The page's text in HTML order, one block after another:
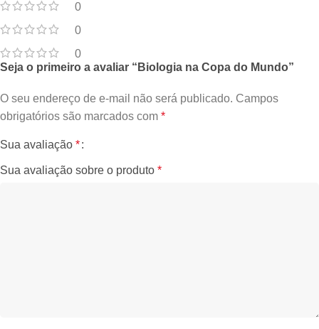
0
0
0
Seja o primeiro a avaliar “Biologia na Copa do Mundo”
O seu endereço de e-mail não será publicado. Campos
obrigatórios são marcados com *
Sua avaliação *
Sua avaliação sobre o produto *